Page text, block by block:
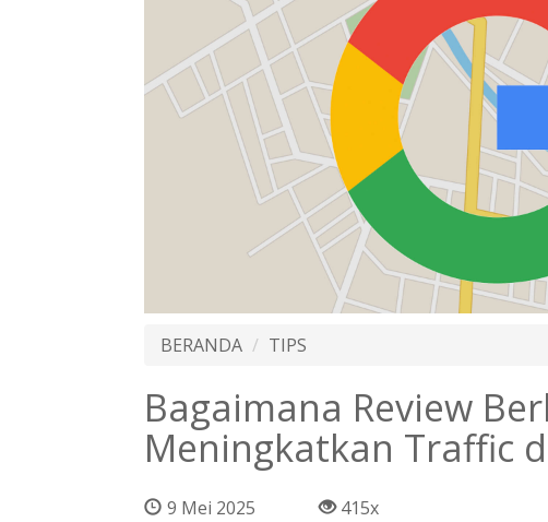
BERANDA TIPS
Bagaimana Review
Meningkatkan Traffic
9 Mei 2025 415x